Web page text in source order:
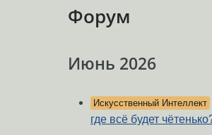
Форум
Июнь 2026
Искусственный Интеллект
где всё будет